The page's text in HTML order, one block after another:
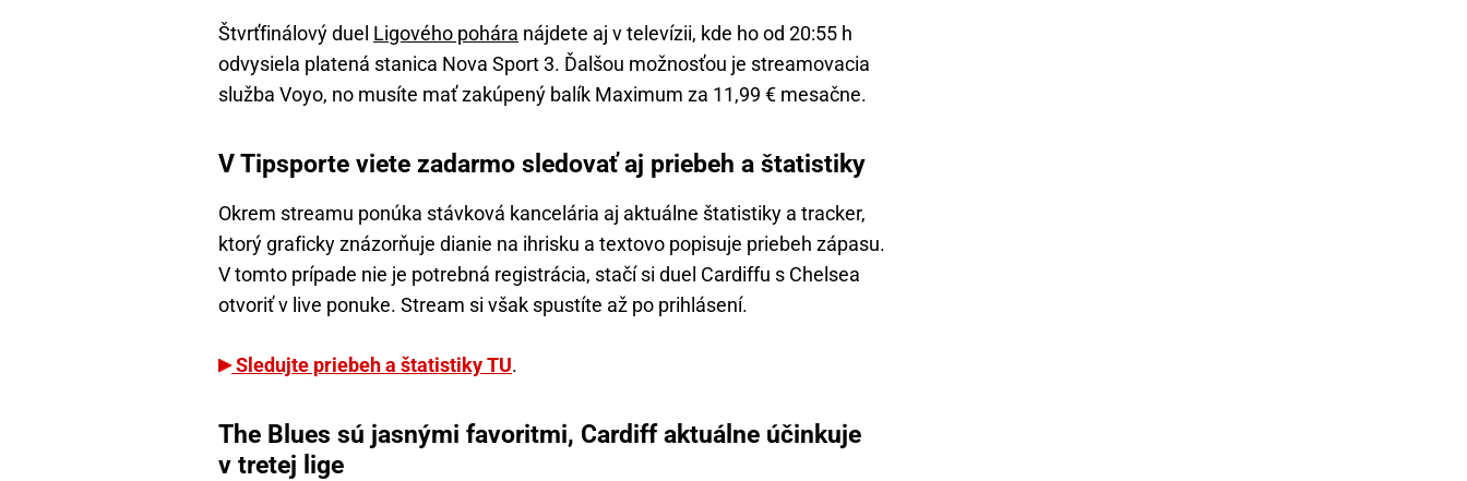
Štvrťfinálový duel Ligového pohára nájdete aj v televízii, kde ho od 20:55 h
odvysiela platená stanica Nova Sport 3. Ďalšou možnosťou je streamovacia
služba Voyo, no musíte mať zakúpený balík Maximum za 11,99 € mesačne.
V Tipsporte viete zadarmo sledovať aj priebeh a štatistiky
Okrem streamu ponúka stávková kancelária aj aktuálne štatistiky a tracker,
ktorý graficky znázorňuje dianie na ihrisku a textovo popisuje priebeh zápasu.
V tomto prípade nie je potrebná registrácia, stačí si duel Cardiffu s Chelsea
otvoriť v live ponuke. Stream si však spustíte až po prihlásení.
Sledujte priebeh a štatistiky TU.
The Blues sú jasnými favoritmi, Cardiff aktuálne účinkuje
v tretej lige